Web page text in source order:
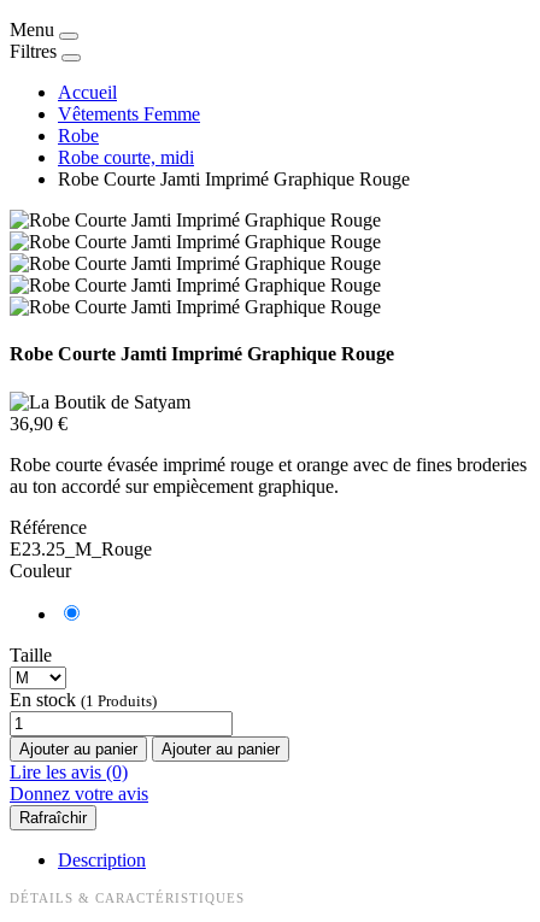
Menu
Filtres
Accueil
Vêtements Femme
Robe
Robe courte, midi
Robe Courte Jamti Imprimé Graphique Rouge
Robe Courte Jamti Imprimé Graphique Rouge
36,90 €
Robe courte évasée imprimé rouge et orange avec de fines broderies
au ton accordé sur empiècement graphique.
Référence
E23.25_M_Rouge
Couleur
Taille
En stock (1 Produits)
Ajouter au panier Ajouter au panier
Lire les avis (0)
Donnez votre avis
Description
DÉTAILS & CARACTÉRISTIQUES